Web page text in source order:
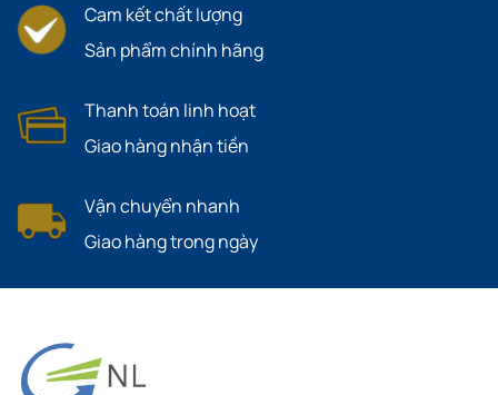
Cam kết chất lượng
Sản phẩm chính hãng
Thanh toán linh hoạt
Giao hàng nhận tiền
Vận chuyển nhanh
Giao hàng trong ngày